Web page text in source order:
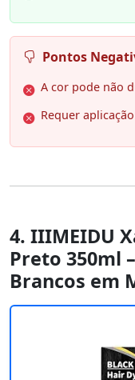
Pontos
A cor pode não
Requer
4. IIIMEIDU
Preto 350ml
Brancos em